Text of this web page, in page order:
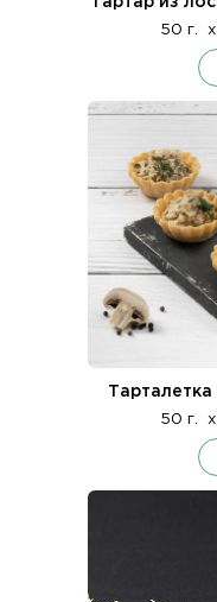
50 г. x
50 г. x